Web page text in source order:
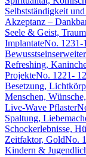
Selbstständigkeit
Akzeptanz –
Seele & Geist,
ImplantateNo. 1231-
Refreshing,
ProjekteNo. 1221-
Besetzung,
Menschen,
Live-Wave Pflaster
Spaltung,
Schockerlebnisse,
Zeitfaktor, GoldNo.
Kindern &